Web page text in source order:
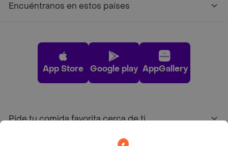
Encuéntranos en estos países
App Store Google play AppGallery
Pide tu comida favorita cerca de ti